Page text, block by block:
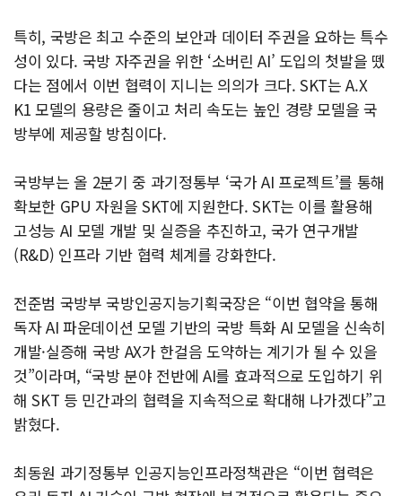
특히, 국방은 최고 수준의 보안과 데이터 주권을 요하는 특수
성이 있다. 국방 자주권을 위한 ‘소버린 AI’ 도입의 첫발을 뗐
다는 점에서 이번 협력이 지니는 의의가 크다. SKT는 A.X
K1 모델의 용량은 줄이고 처리 속도는 높인 경량 모델을 국
방부에 제공할 방침이다.
국방부는 올 2분기 중 과기정통부 ‘국가 AI 프로젝트’를 통해
확보한 GPU 자원을 SKT에 지원한다. SKT는 이를 활용해
고성능 AI 모델 개발 및 실증을 추진하고, 국가 연구개발
(R&D) 인프라 기반 협력 체계를 강화한다.
전준범 국방부 국방인공지능기획국장은 “이번 협약을 통해
독자 AI 파운데이션 모델 기반의 국방 특화 AI 모델을 신속히
개발·실증해 국방 AX가 한걸음 도약하는 계기가 될 수 있을
것”이라며, “국방 분야 전반에 AI를 효과적으로 도입하기 위
해 SKT 등 민간과의 협력을 지속적으로 확대해 나가겠다”고
밝혔다.
최동원 과기정통부 인공지능인프라정책관은 “이번 협력은